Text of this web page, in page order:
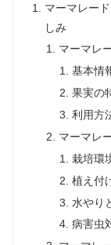
マーマレー
しみ
マーマレ
基本情
果実の
利用方
マーマレ
栽培環
植え付
水やり
病害虫